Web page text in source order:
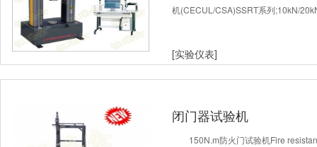
机(CECUL/CSA)SSRT系列;10kN/
[实验仪表]
闭门器试验机
150N.m防火门试验机Fire